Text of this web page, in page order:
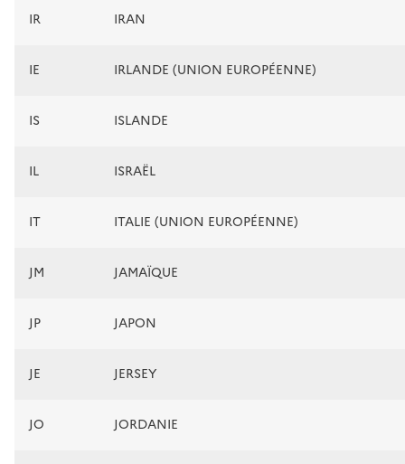
IR IRAN
IE IRLANDE (UNION EUROPÉENNE)
IS ISLANDE
IL ISRAËL
IT ITALIE (UNION EUROPÉENNE)
JM JAMAÏQUE
JP JAPON
JE JERSEY
JO JORDANIE